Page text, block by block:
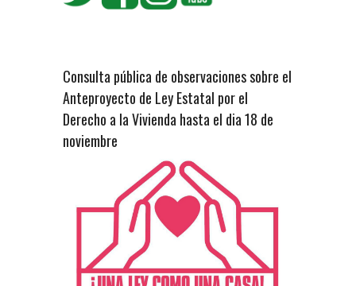
Consulta pública de observaciones sobre el
Anteproyecto de Ley Estatal por el
Derecho a la Vivienda hasta el dia 18 de
noviembre